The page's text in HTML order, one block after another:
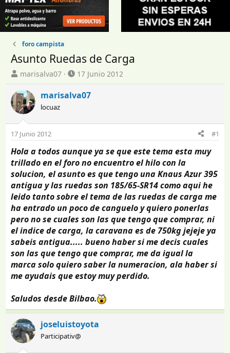
foro campista
Asunto Ruedas de Carga
I
n
i
c
i
a
d
o
r
d
e
t
e
m
a
marisalva07
F
e
c
d
i
n
i
c
o
17 Junio 2012
marisalva07
locuaz
17 Junio 2012 #1
Hola a todos aunque ya se que este tema esta muy
trillado en el foro no encuentro el hilo con la
solucion, el asunto es que tengo una Knaus Azur 395
antigua y las ruedas son 185/65-SR14 como aqui he
leido tanto sobre el tema de las ruedas de carga me
ha entrado un poco de canguelo y quiero ponerlas
pero no se cuales son las que tengo que comprar, ni
el indice de carga, la caravana es de 750kg jejeje ya
sabeis antigua..... bueno haber si me decis cuales
son las que tengo que comprar, me da igual la
marca solo quiero saber la numeracion, ala haber si
me ayudais que estoy muy perdido.
Saludos desde Bilbao.
joseluistoyota
Participativ@